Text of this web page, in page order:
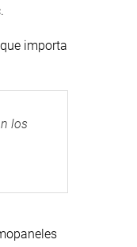
importa
los